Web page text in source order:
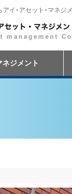
イ・アセット・マネジ
ジメント